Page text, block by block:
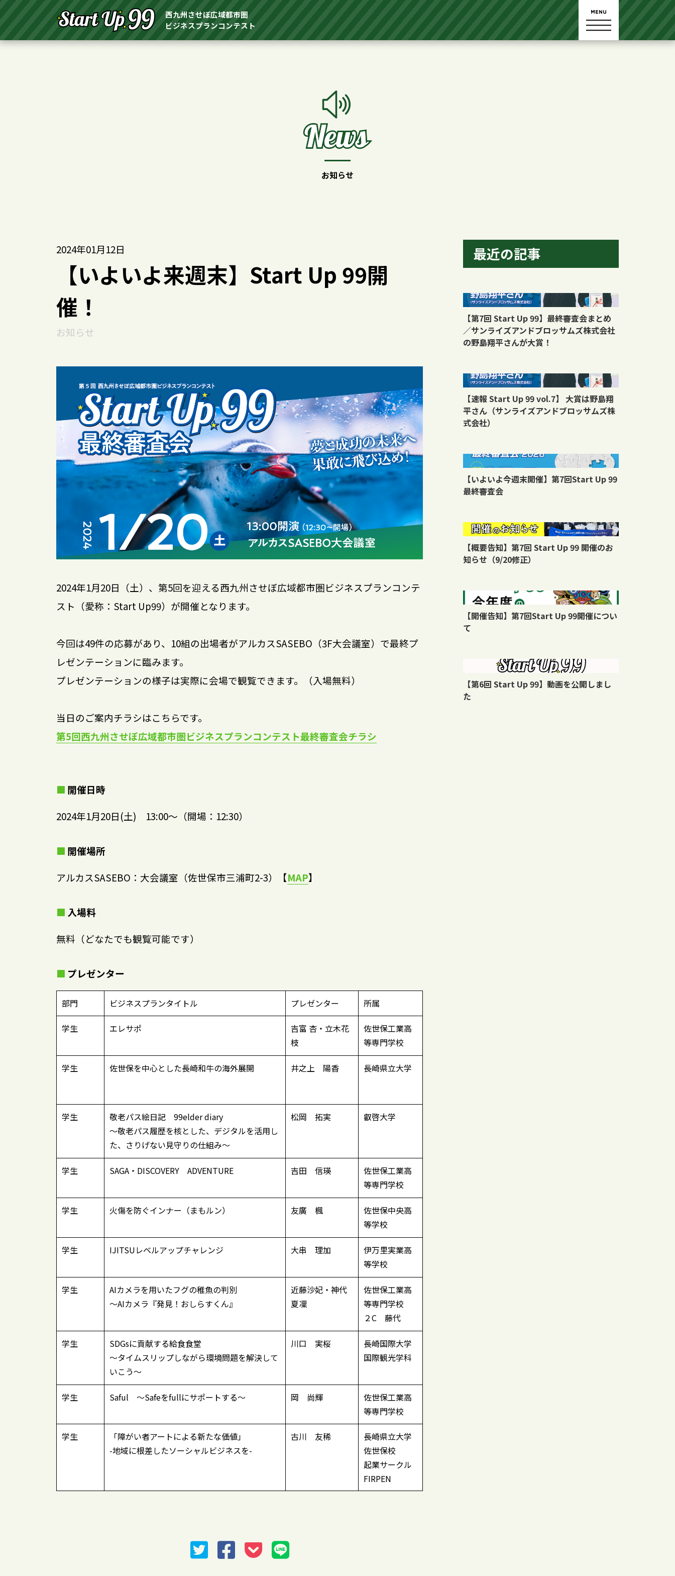
西九州させぼ広域都市圏
ビジネスプランコンテスト
お知らせ
2024年01月12日
【いよいよ来週末】Start Up 99開
催！
お知らせ
2024年1月20日（土）、第5回を迎える西九州させぼ広域都市圏ビジネスプランコンテ
スト（愛称：Start Up99）が開催となります。
今回は49件の応募があり、10組の出場者がアルカスSASEBO（3F大会議室）で最終プ
レゼンテーションに臨みます。
プレゼンテーションの様子は実際に会場で観覧できます。（入場無料）
当日のご案内チラシはこちらです。
第5回西九州させぼ広域都市圏ビジネスプランコンテスト最終審査会チラシ
開催日時
2024年1月20日(土) 13:00～（開場：12:30）
開催場所
アルカスSASEBO：大会議室（佐世保市三浦町2-3）【MAP】
入場料
無料（どなたでも観覧可能です）
プレゼンター
部門 ビジネスプランタイトル プレゼンター 所属
学生 エレサポ
吉富 杏・立木花
枝
佐世保工業高
等専門学校
学生 佐世保を中心とした長崎和牛の海外展開 井之上 陽香 長崎県立大学
学生
敬老パス絵日記 99elder diary
～敬老パス履歴を核とした、デジタルを活用し
た、さりげない見守りの仕組み～
松岡 拓実 叡啓大学
学生 SAGA・DISCOVERY ADVENTURE 吉田 信瑛
佐世保工業高
等専門学校
学生 火傷を防ぐインナー（まもルン） 友廣 楓
佐世保中央高
等学校
学生 IJITSUレベルアップチャレンジ 大串 理加
伊万里実業高
等学校
学生
AIカメラを用いたフグの稚魚の判別
～AIカメラ『発見！おしらすくん』
近藤沙妃・神代
夏凜
佐世保工業高
等専門学校
２C 藤代
学生
SDGsに貢献する給食食堂
～タイムスリップしながら環境問題を解決して
いこう～
川口 実桜
長崎国際大学
国際観光学科
学生 Saful 〜Safeをfullにサポートする〜 岡 尚輝
佐世保工業高
等専門学校
学生
「障がい者アートによる新たな価値」
-地域に根差したソーシャルビジネスを-
古川 友稀
長崎県立大学
佐世保校
起業サークル
FIRPEN
最近の記事
【第7回 Start Up 99】最終審査会まとめ
／サンライズアンドブロッサムズ株式会社
の野島翔平さんが大賞！
【速報 Start Up 99 vol.7】 大賞は野島翔
平さん（サンライズアンドブロッサムズ株
式会社）
【いよいよ今週末開催】第7回Start Up 99
最終審査会
【概要告知】第7回 Start Up 99 開催のお
知らせ（9/20修正）
【開催告知】第7回Start Up 99開催につい
て
【第6回 Start Up 99】動画を公開しまし
た